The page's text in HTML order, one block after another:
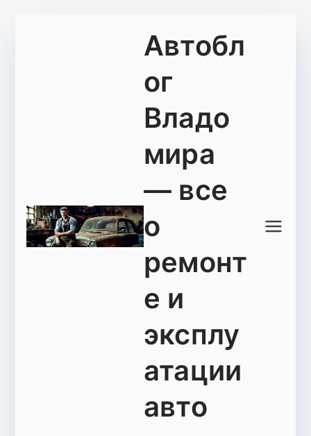
Автобл
ог
Владо
мира
— все
о
ремонт
е и
эксплу
атации
авто